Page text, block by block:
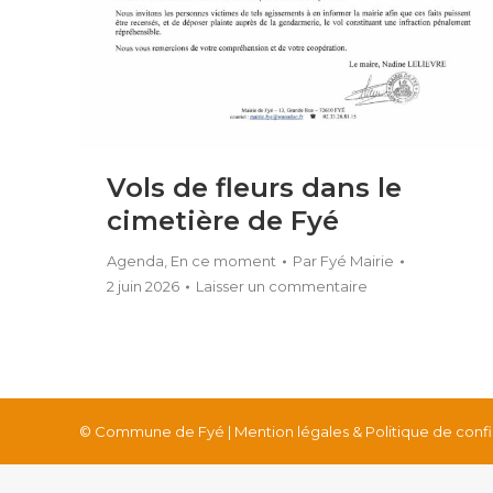
Vols de fleurs dans le
cimetière de Fyé
Agenda En ce moment Par Fyé Mairie
2 juin 2026
Laisser un commentaire
© Commune de Fyé | Mention légales & Politique de